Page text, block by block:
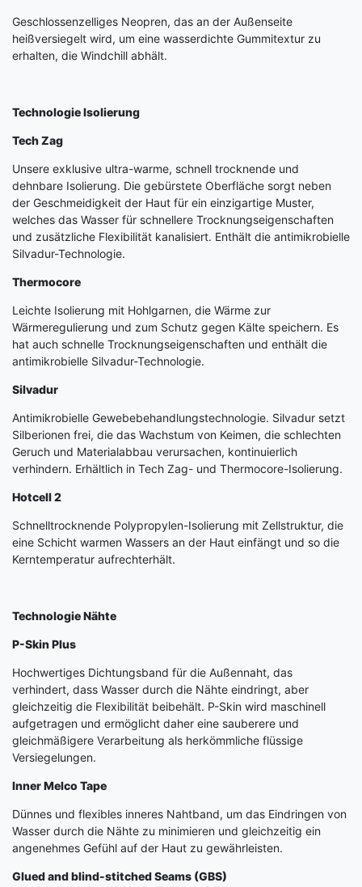
Geschlossenzelliges Neopren, das an der Außenseite
heißversiegelt wird, um eine wasserdichte Gummitextur zu
erhalten, die Windchill abhält.
Technologie Isolierung
Tech Zag
Unsere exklusive ultra-warme, schnell trocknende und
dehnbare Isolierung. Die gebürstete Oberfläche sorgt neben
der Geschmeidigkeit der Haut für ein einzigartige Muster,
welches das Wasser für schnellere Trocknungseigenschaften
und zusätzliche Flexibilität kanalisiert. Enthält die antimikrobielle
Silvadur-Technologie.
Thermocore
Leichte Isolierung mit Hohlgarnen, die Wärme zur
Wärmeregulierung und zum Schutz gegen Kälte speichern. Es
hat auch schnelle Trocknungseigenschaften und enthält die
antimikrobielle Silvadur-Technologie.
Silvadur
Antimikrobielle Gewebebehandlungstechnologie. Silvadur setzt
Silberionen frei, die das Wachstum von Keimen, die schlechten
Geruch und Materialabbau verursachen, kontinuierlich
verhindern. Erhältlich in Tech Zag- und Thermocore-Isolierung.
Hotcell 2
Schnelltrocknende Polypropylen-Isolierung mit Zellstruktur, die
eine Schicht warmen Wassers an der Haut einfängt und so die
Kerntemperatur aufrechterhält.
Technologie Nähte
P-Skin Plus
Hochwertiges Dichtungsband für die Außennaht, das
verhindert, dass Wasser durch die Nähte eindringt, aber
gleichzeitig die Flexibilität beibehält. P-Skin wird maschinell
aufgetragen und ermöglicht daher eine sauberere und
gleichmäßigere Verarbeitung als herkömmliche flüssige
Versiegelungen.
Inner Melco Tape
Dünnes und flexibles inneres Nahtband, um das Eindringen von
Wasser durch die Nähte zu minimieren und gleichzeitig ein
angenehmes Gefühl auf der Haut zu gewährleisten.
Glued and blind-stitched Seams (GBS)